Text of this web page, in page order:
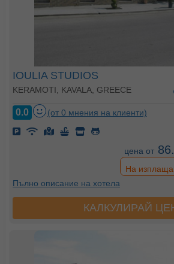
IOULIA STUDIOS
KERAMOTI, KAVALA, GREECE
0.0 (от 0 мнения на клиенти)
цена от
На
Пълно описание на хотела
КАЛКУЛИРАЙ